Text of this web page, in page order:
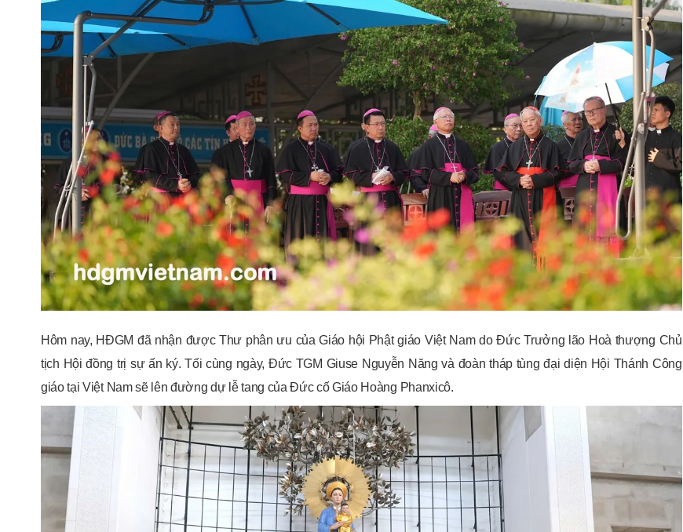
Hôm nay, HĐGM đã nhận được Thư phân ưu của Giáo hội Phật giáo Việt Nam do Đức Trưởng lão Hoà thượng Chủ
tịch Hội đồng trị sự ấn ký. Tối cùng ngày, Đức TGM Giuse Nguyễn Năng và đoàn tháp tùng đại diện Hội Thánh Công
giáo tại Việt Nam sẽ lên đường dự lễ tang của Đức cố Giáo Hoàng Phanxicô.